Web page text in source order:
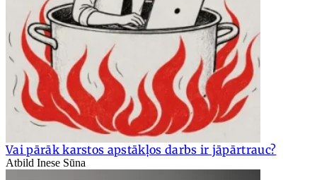
Vai pārāk karstos apstākļos darbs ir jāpārtrauc?
Atbild Inese Sūna